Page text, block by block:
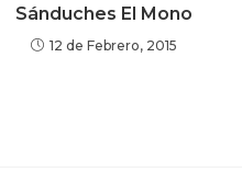
Sánduches El Mono
12 de Febrero, 2015